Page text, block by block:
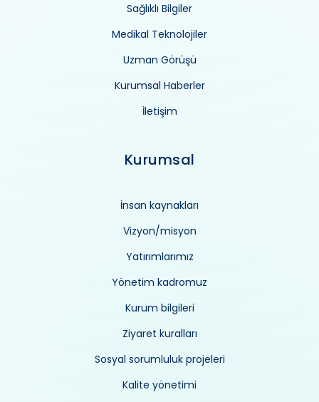
Sağlıklı Bilgiler
Medikal Teknolojiler
Uzman Görüşü
Kurumsal Haberler
İletişim
Kurumsal
İnsan kaynakları
Vizyon/misyon
Yatırımlarımız
Yönetim kadromuz
Kurum bilgileri
Ziyaret kuralları
Sosyal sorumluluk projeleri
Kalite yönetimi